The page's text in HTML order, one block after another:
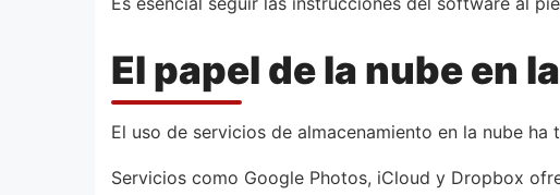
El papel de la nube en
El uso de servicios de almacenamiento en la nube
Servicios como Google Photos, iCloud y Dropbox